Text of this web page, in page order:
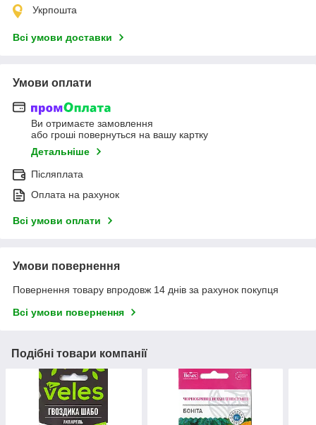
Укрпошта
Всі умови доставки
Умови оплати
Ви отримаєте замовлення
або гроші повернуться на вашу картку
Детальніше
Післяплата
Оплата на рахунок
Всі умови оплати
Умови повернення
Повернення товару впродовж 14 днів за рахунок покупця
Всі умови повернення
Подібні товари компанії